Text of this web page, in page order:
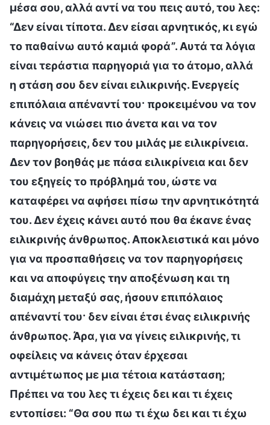
μέσα σου, αλλά αντί να του πεις αυτό, του λες:
“Δεν είναι τίποτα. Δεν είσαι αρνητικός, κι εγώ
το παθαίνω αυτό καμιά φορά”. Αυτά τα λόγια
είναι τεράστια παρηγοριά για το άτομο, αλλά
η στάση σου δεν είναι ειλικρινής. Ενεργείς
επιπόλαια απέναντί του· προκειμένου να τον
κάνεις να νιώσει πιο άνετα και να τον
παρηγορήσεις, δεν του μιλάς με ειλικρίνεια.
Δεν τον βοηθάς με πάσα ειλικρίνεια και δεν
του εξηγείς το πρόβλημά του, ώστε να
καταφέρει να αφήσει πίσω την αρνητικότητά
του. Δεν έχεις κάνει αυτό που θα έκανε ένας
ειλικρινής άνθρωπος. Αποκλειστικά και μόνο
για να προσπαθήσεις να τον παρηγορήσεις
και να αποφύγεις την αποξένωση και τη
διαμάχη μεταξύ σας, ήσουν επιπόλαιος
απέναντί του· δεν είναι έτσι ένας ειλικρινής
άνθρωπος. Άρα, για να γίνεις ειλικρινής, τι
οφείλεις να κάνεις όταν έρχεσαι
αντιμέτωπος με μια τέτοια κατάσταση;
Πρέπει να του λες τι έχεις δει και τι έχεις
εντοπίσει: “Θα σου πω τι έχω δει και τι έχω